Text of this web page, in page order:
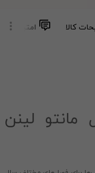
کالا امتیاز و
لینن